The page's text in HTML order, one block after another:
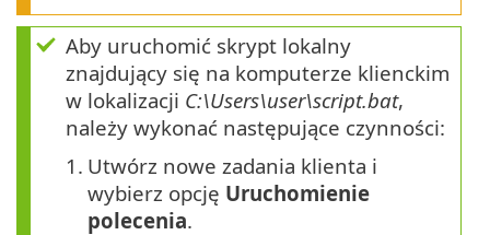
Aby uruchomić skrypt lokalny
znajdujący się na komputerze klienckim
w lokalizacji C:\Users\user\script.bat,
należy wykonać następujące czynności:
1. Utwórz nowe zadania klienta i
wybierz opcję Uruchomienie
polecenia.